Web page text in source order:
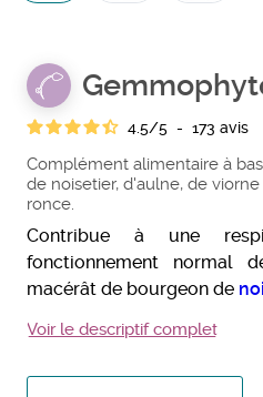
4.5/5 - 173 avis
Complément alimentaire à
de noisetier, d'aulne, de
ronce.
Contribue à une
fonctionnement normal
macérât de bourgeon de
Voir le descriptif complet